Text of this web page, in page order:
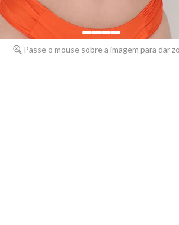
Passe o mouse sobre a imagem para dar